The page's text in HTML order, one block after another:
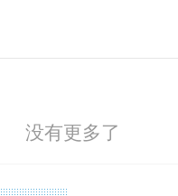
没有更多了